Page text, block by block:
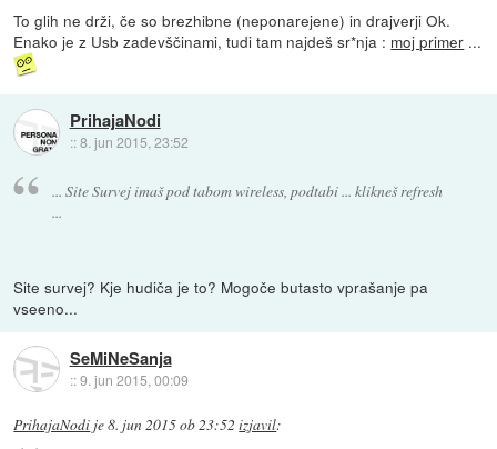
To glih ne drži, če so brezhibne (neponarejene) in drajverji Ok.
Enako je z Usb zadevščinami, tudi tam najdeš sr*nja : moj primer ...
PrihajaNodi
::8. jun 2015, 23:52
... Site Survej imaš pod tabom wireless, podtabi ... klikneš refresh
...
Site survej? Kje hudiča je to? Mogoče butasto vprašanje pa
vseeno...
SeMiNeSanja
::9. jun 2015, 00:09
PrihajaNodi je8. jun 2015 ob 23:52 izjavil: